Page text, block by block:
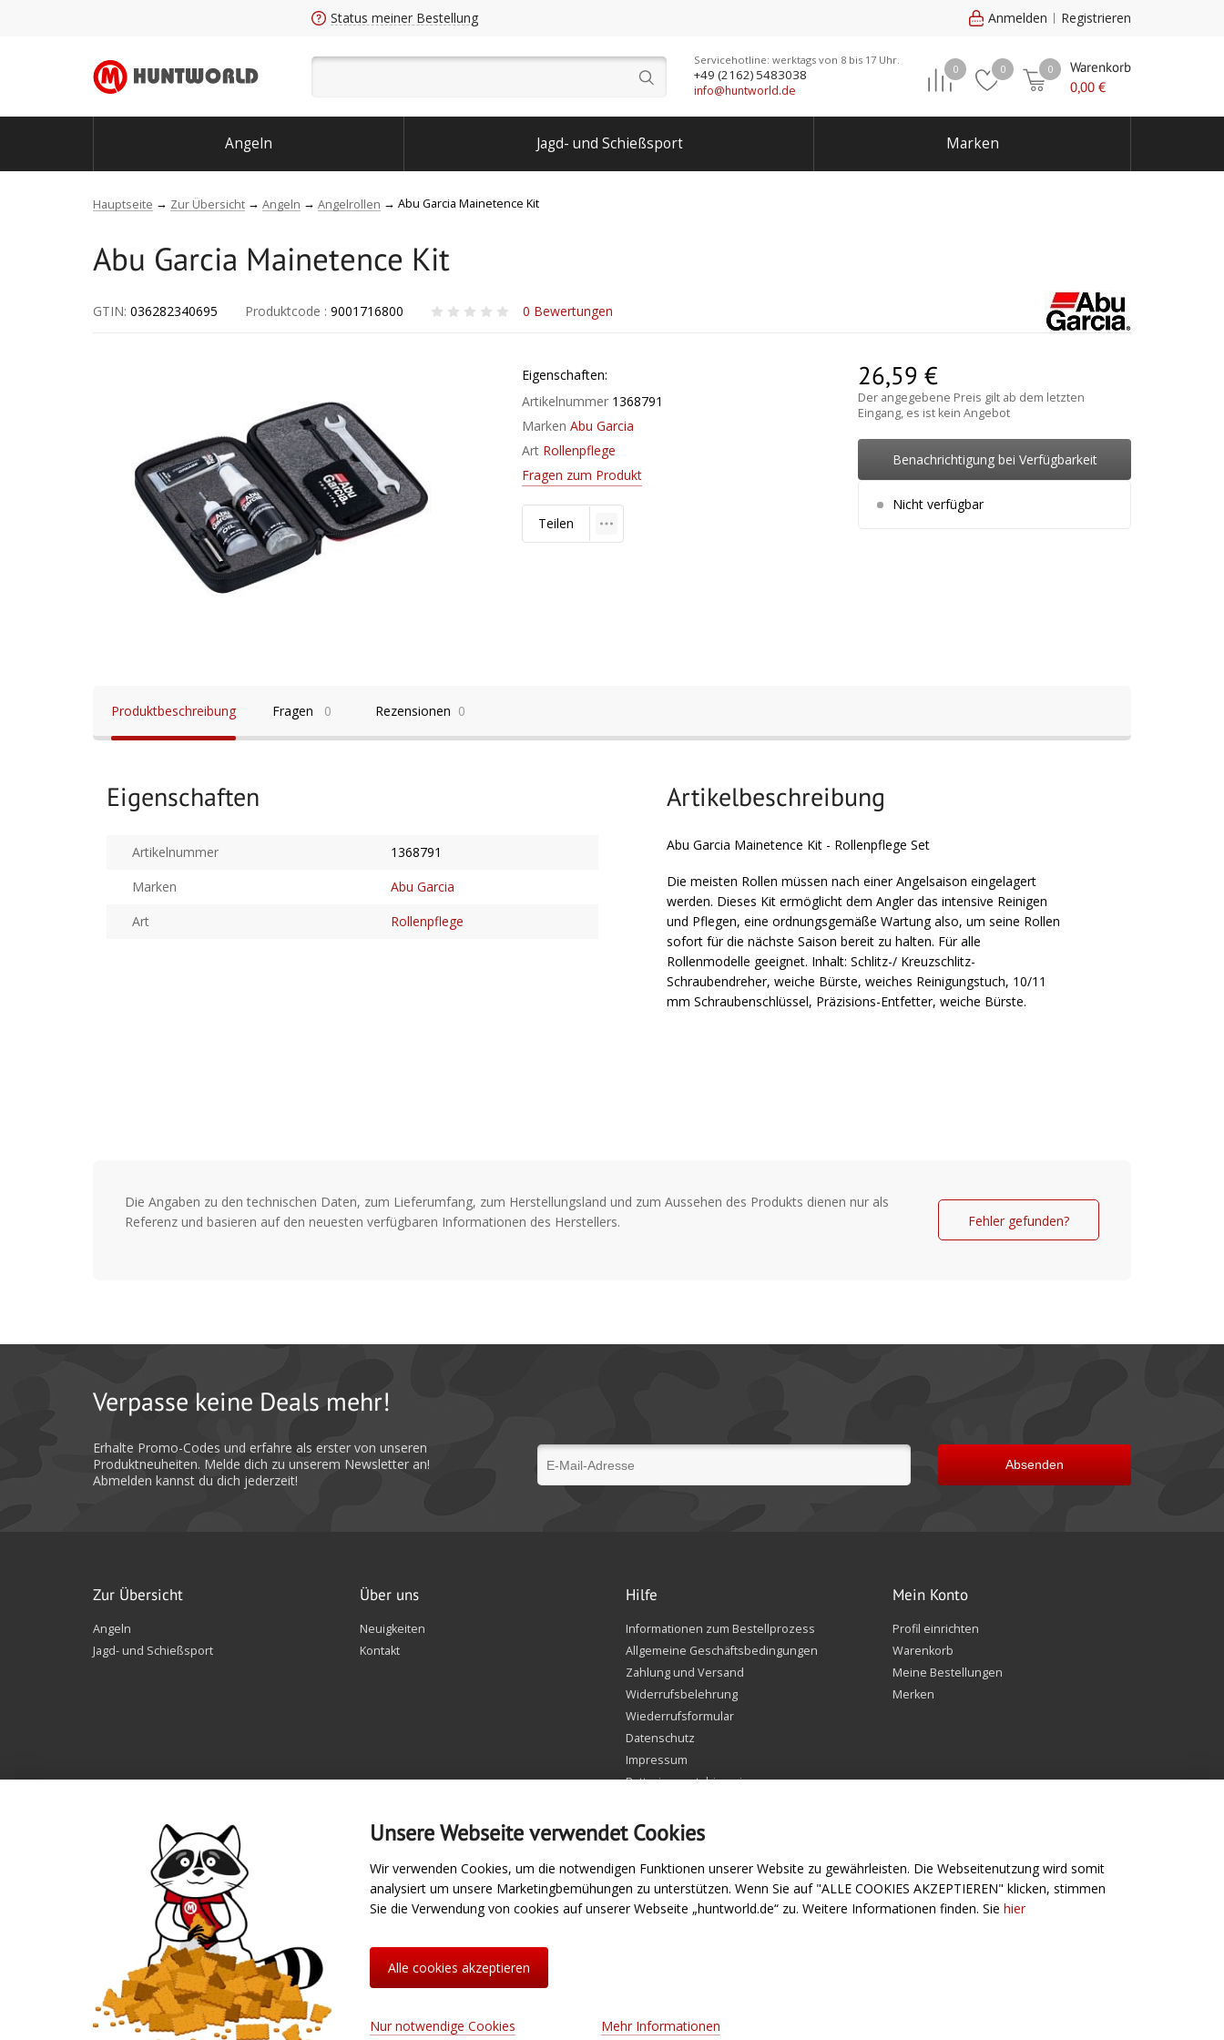
Status meiner Bestellung Anmelden Registrieren
Servicehotline: werktags von 8 bis 17 Uhr.
+49 (2162) 5483038
info@huntworld.de
0 0 0
Warenkorb
0,00 €
Angeln Jagd- und Schießsport Marken
Hauptseite Zur Übersicht Angeln Angelrollen Abu Garcia Mainetence Kit
Abu Garcia Mainetence Kit
GTIN: 036282340695 Produktcode : 9001716800 0 Bewertungen
Eigenschaften:
Artikelnummer 1368791
Marken Abu Garcia
Art Rollenpflege
Fragen zum Produkt
Teilen
26,59 €
Der angegebene Preis gilt ab dem letzten
Eingang, es ist kein Angebot
Benachrichtigung bei Verfügbarkeit
Nicht verfügbar
Produktbeschreibung Fragen 0 Rezensionen 0
Eigenschaften
Artikelnummer
1368791
Marken
Abu Garcia
Art
Rollenpflege
Artikelbeschreibung
Abu Garcia Mainetence Kit - Rollenpflege Set
Die meisten Rollen müssen nach einer Angelsaison eingelagert
werden. Dieses Kit ermöglicht dem Angler das intensive Reinigen
und Pflegen, eine ordnungsgemäße Wartung also, um seine Rollen
sofort für die nächste Saison bereit zu halten. Für alle
Rollenmodelle geeignet. Inhalt: Schlitz-/ Kreuzschlitz-
Schraubendreher, weiche Bürste, weiches Reinigungstuch, 10/11
mm Schraubenschlüssel, Präzisions-Entfetter, weiche Bürste.
Die Angaben zu den technischen Daten, zum Lieferumfang, zum Herstellungsland und zum Aussehen des Produkts dienen nur als
Referenz und basieren auf den neuesten verfügbaren Informationen des Herstellers.
Fehler gefunden?
Verpasse keine Deals mehr!
Erhalte Promo-Codes und erfahre als erster von unseren
Produktneuheiten. Melde dich zu unserem Newsletter an!
Abmelden kannst du dich jederzeit!
Absenden
Zur Übersicht
Angeln
Jagd- und Schießsport
Über uns
Neuigkeiten
Kontakt
Hilfe
Informationen zum Bestellprozess
Allgemeine Geschäftsbedingungen
Zahlung und Versand
Widerrufsbelehrung
Wiederrufsformular
Datenschutz
Impressum
Batteriegesetzhinweise
Einstellungen Cookie
Mein Konto
Profil einrichten
Warenkorb
Meine Bestellungen
Merken
Zahlungsarten Folge uns
Unsere Webseite verwendet Cookies
Wir verwenden Cookies, um die notwendigen Funktionen unserer Website zu gewährleisten. Die Webseitenutzung wird somit
analysiert um unsere Marketingbemühungen zu unterstützen. Wenn Sie auf "ALLE COOKIES AKZEPTIEREN" klicken, stimmen
Sie die Verwendung von cookies auf unserer Webseite „huntworld.de“ zu. Weitere Informationen finden. Sie hier
Alle cookies akzeptieren
Nur notwendige Cookies Mehr Informationen